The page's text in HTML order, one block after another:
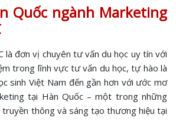
Quốc ngành Marketing
là đơn vị chuyên tư vấn du học uy tín với
trong lĩnh vực tư vấn du học, tự hào là
sinh Việt Nam đến gần hơn với ước mơ
tại Hàn Quốc – một trong những
truyền thông và sáng tạo thương hiệu tại